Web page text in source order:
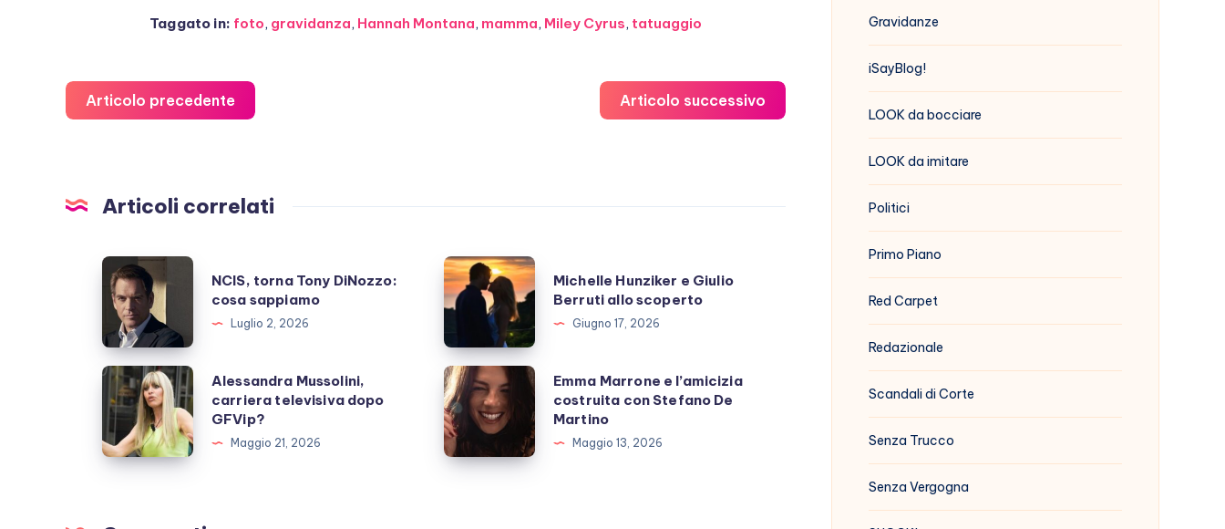
Taggato in: foto, gravidanza, Hannah Montana, mamma, Miley Cyrus, tatuaggio
Articolo precedente Articolo successivo
Articoli correlati
NCIS,
torna
Tony
DiNozzo:
cosa
sappiamo
NCIS, torna Tony DiNozzo:
cosa sappiamo
Luglio 2, 2026
Michelle
Hunziker
Giulio
Berruti
allo
scoperto
Michelle Hunziker e Giulio
Berruti allo scoperto
Giugno 17, 2026
Alessandra
Mussolini,
carriera
televisiva
Alessandra Mussolini,
carriera televisiva dopo
GFVip?
Maggio 21, 2026
Emma
Marrone
e
l’amicizia
Emma Marrone e l’amicizia
costruita con Stefano De
Martino
Maggio 13, 2026
Gravidanze
iSayBlog!
LOOK da bocciare
LOOK da imitare
Politici
Primo Piano
Red Carpet
Redazionale
Scandali di Corte
Senza Trucco
Senza Vergogna